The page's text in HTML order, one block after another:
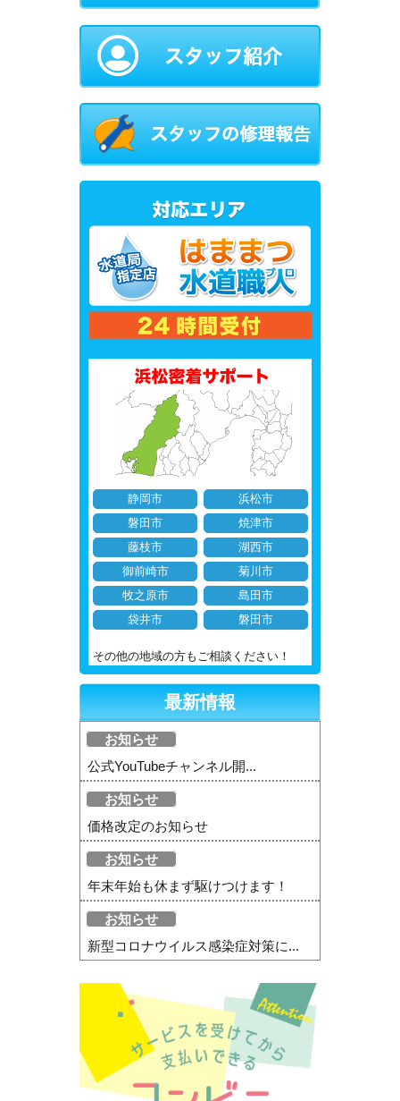
静岡市
浜松市
磐田市
焼津市
藤枝市
湖西市
御前崎市
菊川市
牧之原市
島田市
袋井市
磐田市
その他の地域の方もご相談ください！
最新情報
お知らせ
公式YouTubeチャンネル開...
お知らせ
価格改定のお知らせ
お知らせ
年末年始も休まず駆けつけます！
お知らせ
新型コロナウイルス感染症対策に...